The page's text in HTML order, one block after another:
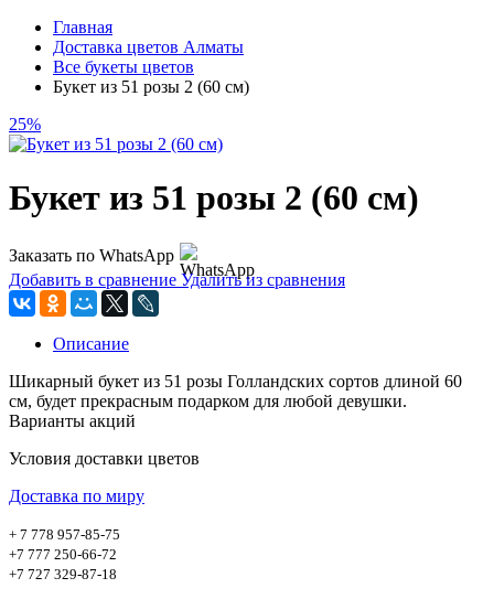
Главная
Доставка цветов Алматы
Все букеты цветов
Букет из 51 розы 2 (60 см)
25%
Букет из 51 розы 2 (60 см)
Заказать по WhatsApp
Добавить в сравнение Удалить из сравнения
Описание
Шикарный букет из 51 розы Голландских сортов длиной 60
см, будет прекрасным подарком для любой девушки.
Варианты акций
Условия доставки цветов
Доставка по миру
+ 7 778 957-85-75
+7 777 250-66-72
+7 727 329-87-18